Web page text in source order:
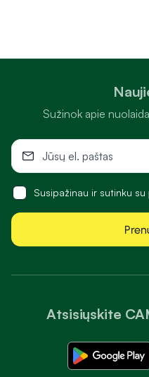
Atsisiųskite
Sužinok apie
Susipažinau ir sutinku su